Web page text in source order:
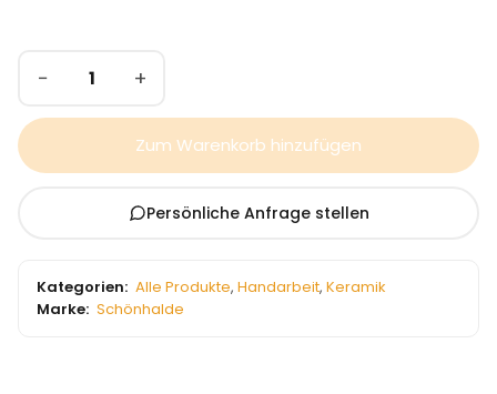
− +
Zum Warenkorb hinzufügen
Persönliche Anfrage stellen
Kategorien: Alle Produkte, Handarbeit, Keramik
Marke: Schönhalde